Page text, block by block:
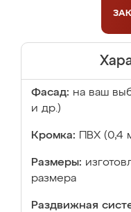
Фасад: на ваш
и др.)
Кромка: ПВХ (0,4
Размеры:
размера
Раздвижная